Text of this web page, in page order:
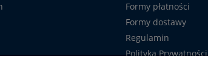
Formy płatności
Formy dostawy
Regulamin
Polityka Prywatności